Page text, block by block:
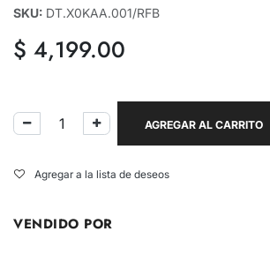
SKU: DT.X0KAA.001/RFB
$ 4,199.00
AGREGAR AL CARRITO
Agregar a la lista de deseos
VENDIDO POR